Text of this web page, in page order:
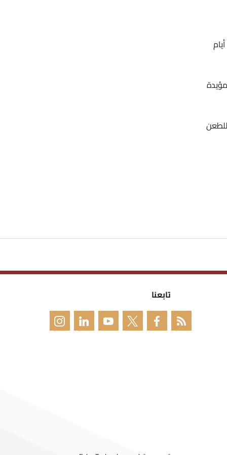
تبليغ طالب الترخيص خطياً بالقرار والأسباب الموجبة للرفض، وذلك خلال (7) أيام
المؤيدة
للطعن
تابعنا